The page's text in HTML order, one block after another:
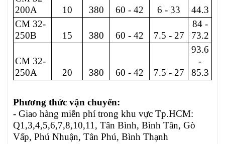
200A
10 380 60 - 42 6 - 33
44.3
CM 32-
250B
15 380 60 - 42 7.5 - 27
84 -
73.2
CM 32-
250A
20 380 60 - 42 7.5 - 27
93.6
-
85.3
Phương thức vận chuyển:
- Giao hàng miễn phí trong khu vực Tp.HCM:
Q1,3,4,5,6,7,8,10,11, Tân Bình, Bình Tân, Gò
Vấp, Phú Nhuận, Tân Phú, Bình Thạnh